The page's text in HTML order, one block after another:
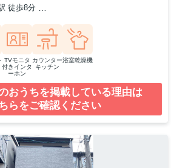
徒歩8分
TVモニタ
付きインタ
ーホン
カウンター
キッチン
浴室乾燥機
おうちを掲載している理由は
らをご確認ください